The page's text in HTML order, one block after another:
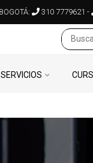
BOGOTÁ: 310 7779621 -
SERVICIOS